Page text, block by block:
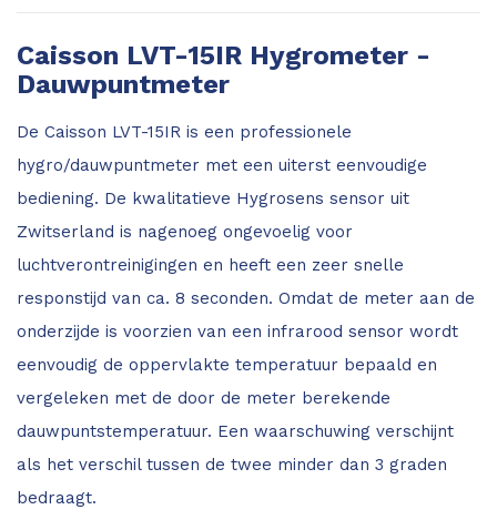
Caisson LVT-15IR Hygrometer -
Dauwpuntmeter
De Caisson LVT-15IR is een professionele
hygro/dauwpuntmeter met een uiterst eenvoudige
bediening. De kwalitatieve Hygrosens sensor uit
Zwitserland is nagenoeg ongevoelig voor
luchtverontreinigingen en heeft een zeer snelle
responstijd van ca. 8 seconden. Omdat de meter aan de
onderzijde is voorzien van een infrarood sensor wordt
eenvoudig de oppervlakte temperatuur bepaald en
vergeleken met de door de meter berekende
dauwpuntstemperatuur. Een waarschuwing verschijnt
als het verschil tussen de twee minder dan 3 graden
bedraagt.